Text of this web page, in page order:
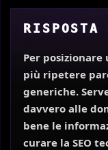
RISPOSTA
Per posizionare
più ripetere
generiche.
davvero alle
bene le
curare la SEO